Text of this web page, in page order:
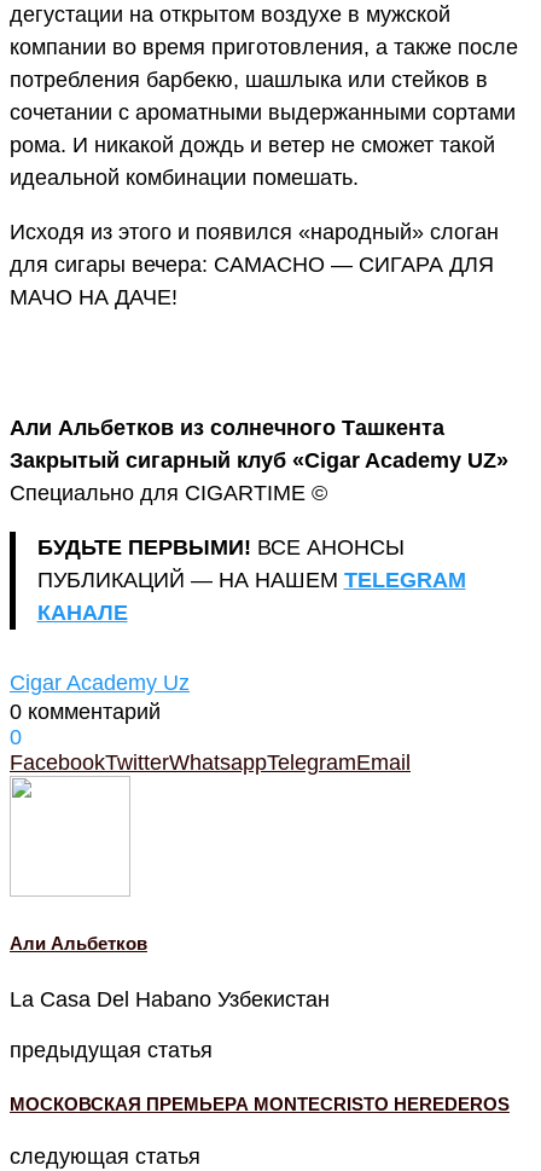
дегустации на открытом воздухе в мужской
компании во время приготовления, а также после
потребления барбекю, шашлыка или стейков в
сочетании с ароматными выдержанными сортами
рома. И никакой дождь и ветер не сможет такой
идеальной комбинации помешать.
Исходя из этого и появился «народный» слоган
для сигары вечера: CAMACHO — СИГАРА ДЛЯ
МАЧО НА ДАЧЕ!
Али Альбетков из солнечного Ташкента
Закрытый сигарный клуб «Cigar Academy UZ»
Специально для CIGARTIME ©
БУДЬТЕ ПЕРВЫМИ! ВСЕ АНОНСЫ
ПУБЛИКАЦИЙ — НА НАШЕМ TELEGRAM
КАНАЛЕ
Cigar Academy Uz
0 комментарий
0
FacebookTwitterWhatsappTelegramEmail
Али Альбетков
La Casa Del Habano Узбекистан
предыдущая статья
МОСКОВСКАЯ ПРЕМЬЕРА MONTECRISTO HEREDEROS
следующая статья